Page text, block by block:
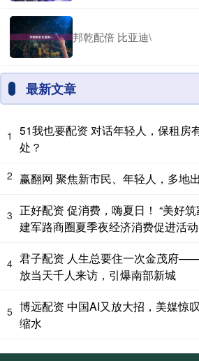
邦乾配倍 比亚迪\
最新文章
1
51我也要配资 对话年轻人，保租房
处？
2 赢翻网 聚焦新市民、年轻人，多地
3 正好配资 促消费，嗨夏日！ “美好
建军路商圈夏季夜经济消费促进活
4 君子配资 人生总要住一次金茂府
放当天千人来访，引爆南部新城
5 博远配资 中国AI又放大招，美媒惊
缩水